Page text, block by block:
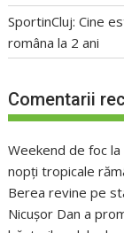
SportinCluj: Cine
româna la 2 ani
Comentarii
Weekend de foc la
nopți tropicale
Berea revine pe
Nicușor Dan a